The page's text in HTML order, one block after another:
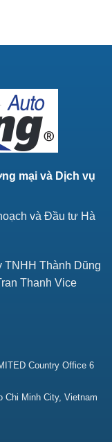
mại và Dịch vụ
và Đầu tư Hà
TNHH Thành Dũng
Thanh Vice
Country Office 6
Chi Minh City, Vietnam